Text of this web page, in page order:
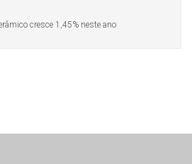
cresce 1,45% neste ano